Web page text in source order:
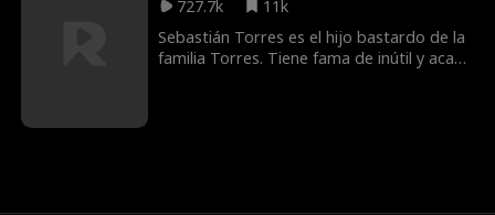
727.7k
11k
Sebastián Torres es el hijo bastardo de la
familia Torres. Tiene fama de inútil y acaba